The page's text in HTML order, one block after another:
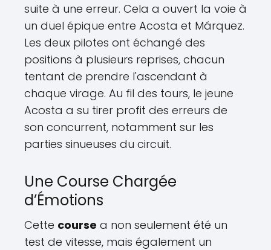
suite à une erreur. Cela a ouvert la voie à
un duel épique entre Acosta et Márquez.
Les deux pilotes ont échangé des
positions à plusieurs reprises, chacun
tentant de prendre l'ascendant à
chaque virage. Au fil des tours, le jeune
Acosta a su tirer profit des erreurs de
son concurrent, notamment sur les
parties sinueuses du circuit.
Une Course Chargée
d’Émotions
Cette course a non seulement été un
test de vitesse, mais également un